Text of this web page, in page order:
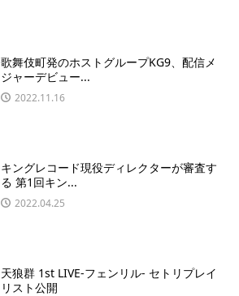
歌舞伎町発のホストグループKG9、配信メ
ジャーデビュー...
2022.11.16
キングレコード現役ディレクターが審査す
る 第1回キン...
2022.04.25
天狼群 1st LIVE-フェンリル- セトリプレイ
リスト公開